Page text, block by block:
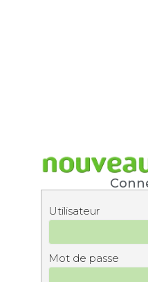
Utilisateur
Mot de passe